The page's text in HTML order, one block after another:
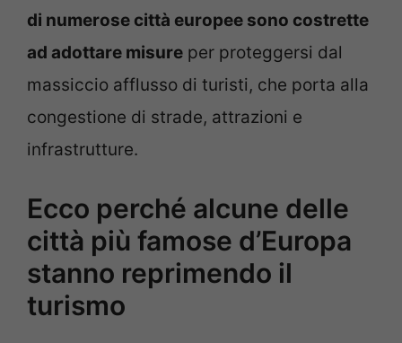
di numerose città europee sono costrette
ad adottare misure per proteggersi dal
massiccio afflusso di turisti, che porta alla
congestione di strade, attrazioni e
infrastrutture.
Ecco perché alcune delle
città più famose d’Europa
stanno reprimendo il
turismo